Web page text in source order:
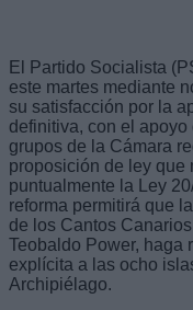
El Partido Socialista
este martes mediante
su satisfacción por la
definitiva, con el apoyo
grupos de la Cámara
proposición de ley que
puntualmente la Ley
reforma permitirá que
de los Cantos
Teobaldo Power, haga
explícita a las ocho
Archipiélago.